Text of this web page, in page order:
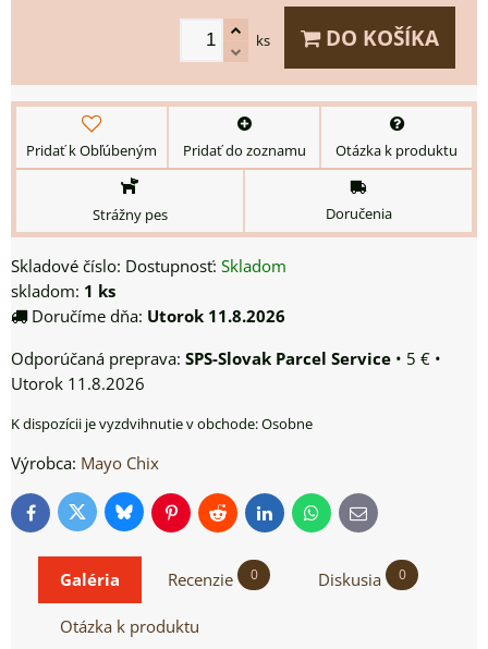
ks DO KOŠÍKA
Pridať k Obľúbeným Pridať do zoznamu Otázka k produktu
Strážny pes Doručenia
Skladové číslo: Dostupnosť: Skladom
skladom: 1 ks
Doručíme dňa: Utorok 11.8.2026
SPS-Slovak Parcel Service • 5 € •
Utorok 11.8.2026
Osobne
Výrobca: Mayo Chix
FacebookTwitterBlueskyPinterestReddit LinkedInWhatsApp
E-
mail
Galéria Recenzie 0 Diskusia 0
Otázka k produktu